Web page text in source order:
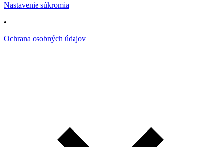
Nastavenie súkromia
•
Ochrana osobných údajov